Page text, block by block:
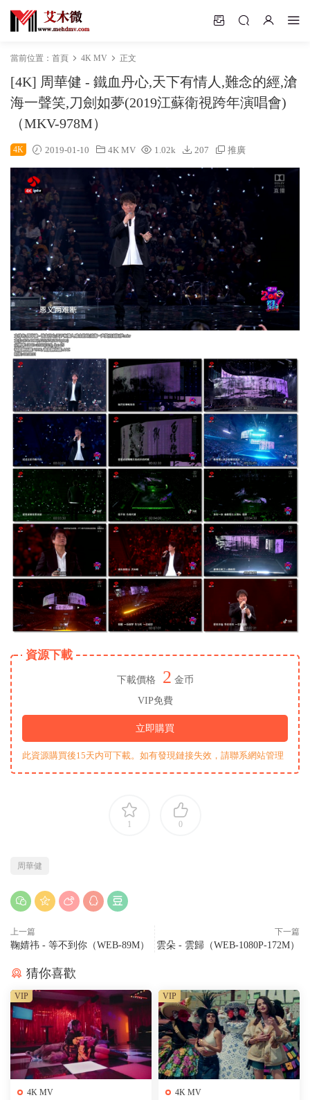
當前位置： 首頁 4K MV 正文
[4K] 周華健 - 鐵血丹心,天下有情人,難念的經,滄
海一聲笑,刀劍如夢(2019江蘇衛視跨年演唱會)
（MKV-978M）
4K 2019-01-10 4K MV 1.02k 207 推廣
資源下載
下載價格 2 金币
VIP免費
立即購買
此資源購買後15天内可下載。如有發現鏈接失效，請聯系網站管理
1 0
周華健
上一篇
鞠婧祎 - 等不到你（WEB-89M）
下一篇
雲朵 - 雲歸（WEB-1080P-172M）
猜你喜歡
4K MV
VIP
4K MV
VIP